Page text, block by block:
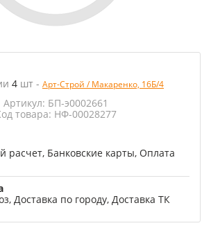
4 шт - Арт-Строй / Макаренко, 16Б/4
Артикул: БП-э0002661
товара: НФ-00028277
расчет, Банковские карты, Оплата
Доставка по городу, Доставка ТК